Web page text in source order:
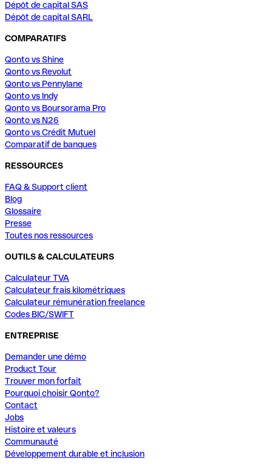
Dépôt de capital SAS
Dépôt de capital SARL
COMPARATIFS
Qonto vs Shine
Qonto vs Revolut
Qonto vs Pennylane
Qonto vs Indy
Qonto vs Boursorama Pro
Qonto vs N26
Qonto vs Crédit Mutuel
Comparatif de banques
RESSOURCES
FAQ & Support client
Blog
Glossaire
Presse
Toutes nos ressources
OUTILS & CALCULATEURS
Calculateur TVA
Calculateur frais kilométriques
Calculateur rémunération freelance
Codes BIC/SWIFT
ENTREPRISE
Demander une démo
Product Tour
Trouver mon forfait
Pourquoi choisir Qonto?
Contact
Jobs
Histoire et valeurs
Communauté
Développement durable et inclusion